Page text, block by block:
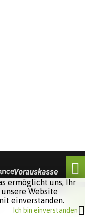
ermöglicht uns, Ihr
Website
einverstanden.
Ich bin einverstanden